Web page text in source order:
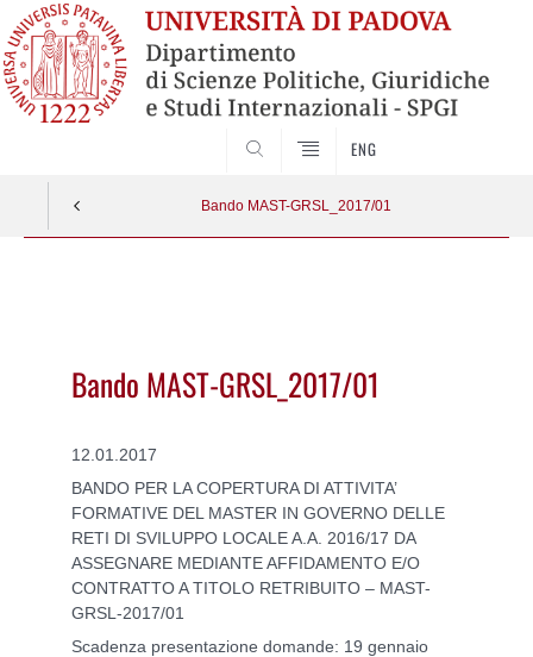
ENG
Bando MAST-GRSL_2017/01
Bando MAST-GRSL_2017/01
12.01.2017
BANDO PER LA COPERTURA DI ATTIVITA’
FORMATIVE DEL MASTER IN GOVERNO DELLE
RETI DI SVILUPPO LOCALE A.A. 2016/17 DA
ASSEGNARE MEDIANTE AFFIDAMENTO E/O
CONTRATTO A TITOLO RETRIBUITO – MAST-
GRSL-2017/01
Scadenza presentazione domande: 19 gennaio